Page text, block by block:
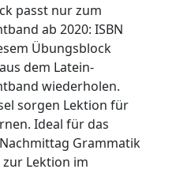
passt nur zum
ab 2020: ISBN
Übungsblock
dem Latein-
wiederholen.
sorgen Lektion für
Ideal für das
Grammatik
Lektion im